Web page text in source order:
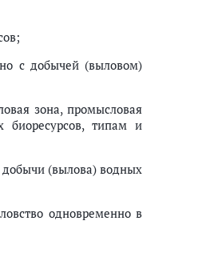
с добычей (выловом)
зона, промысловая
типам и
(вылова) водных
одновременно в